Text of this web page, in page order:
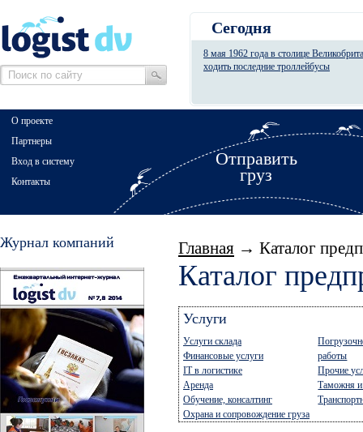
Сегодня
8 мая 1962 года в столице
ходить последние троллейбусы
Отправить
груз
О проекте
Партнеры
Вход в систему
Контакты
Журнал компаний Главная → Каталог
Каталог
Услуги
Услуги склада
Финансовые услуги
IT в логистике
Аренда
Обучение, консалтинг
Охрана и сопровождение груза
работы
Прочие
Таможня